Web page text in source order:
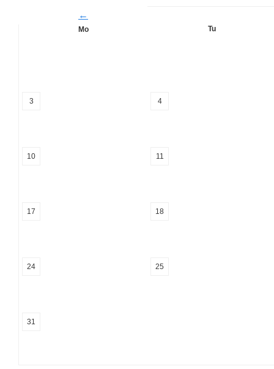
←
Mo Tu
3 4
10 11
17 18
24 25
31